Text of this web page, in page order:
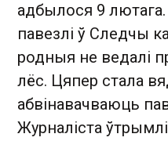
адбылося 9 лютага.
павезлі ў Следчы
родныя не ведалі
лёс. Цяпер стала
абвінавачваюць
Журналіста